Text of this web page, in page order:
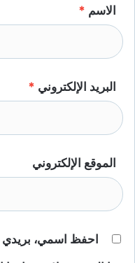
الاسم *
البريد الإلكتروني *
الموقع الإلكتروني
احفظ اسمي، بريدي